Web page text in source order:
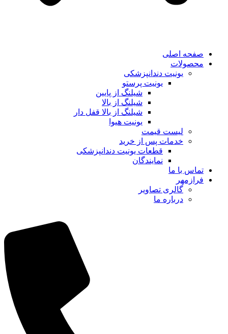
صفحه اصلی
محصولات
یونیت دندانپزشکی
یونیت پرستو
شیلنگ از پایین
شیلنگ از بالا
شیلنگ از بالا قفل دار
یونیت هیوا
لیست قیمت
خدمات پس از خرید
قطعات یونیت دندانپزشکی
نمایندگان
تماس با ما
فرازمهر
گالری تصاویر
درباره ما